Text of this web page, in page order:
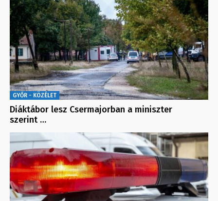
GYŐR - KÖZÉLET
Diáktábor lesz Csermajorban a miniszter
szerint …